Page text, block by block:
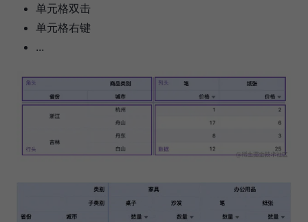
单元格双击
单元格右键
...